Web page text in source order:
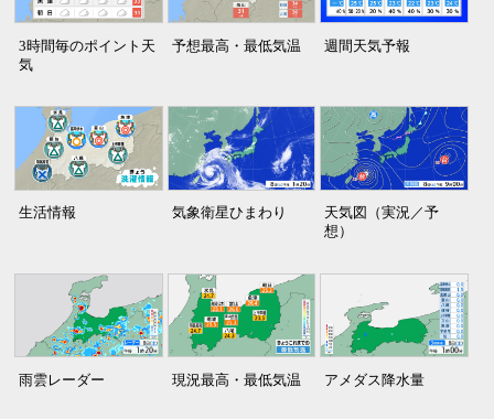
3時間毎のポイント天
気
予想最高・最低気温 週間天気予報
生活情報 気象衛星ひまわり
天気図（実況／予
想）
雨雲レーダー 現況最高・最低気温 アメダス降水量